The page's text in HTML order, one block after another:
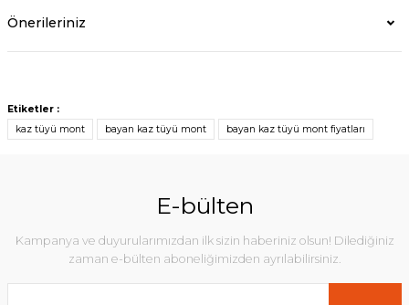
Önerileriniz
Etiketler :
kaz tüyü mont
bayan kaz tüyü mont bayan kaz tüyü mont fiyatları
E-bülten
Kampanya ve duyurularımızdan ilk sizin haberiniz olsun! Dilediğiniz
zaman e-bülten aboneliğimizden ayrılabilirsiniz.